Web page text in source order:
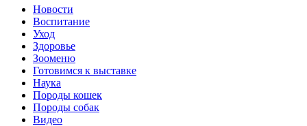
Новости
Воспитание
Уход
Здоровье
Зооменю
Готовимся к выставке
Наука
Породы кошек
Породы собак
Видео